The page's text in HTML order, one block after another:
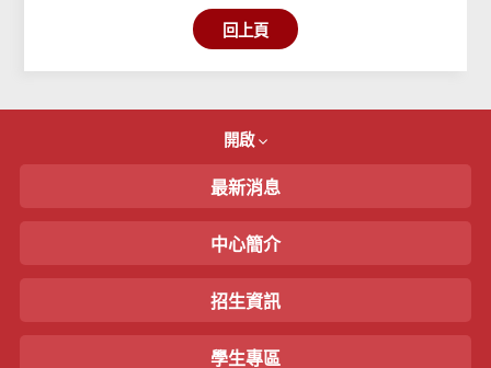
回上頁
開啟
最新消息
中心簡介
招生資訊
學生專區